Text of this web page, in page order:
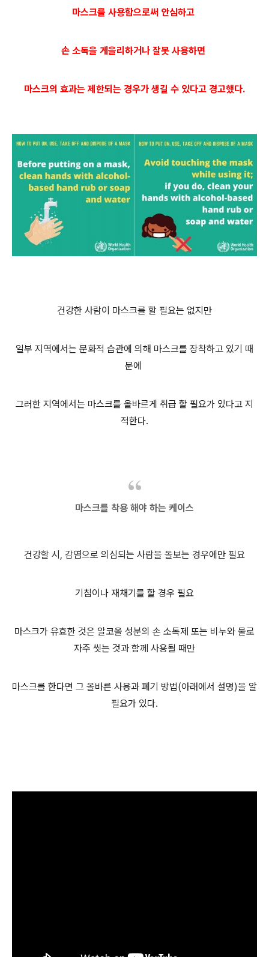
마스크를 사용함으로써 안심하고
손 소독을 게을리하거나 잘못 사용하면
마스크의 효과는 제한되는 경우가 생길 수 있다고 경고했다.
건강한 사람이 마스크를 할 필요는 없지만
일부 지역에서는 문화적 습관에 의해 마스크를 장착하고 있기 때
문에
그러한 지역에서는 마스크를 올바르게 취급 할 필요가 있다고 지
적한다.
마스크를 착용 해야 하는 케이스
건강할 시, 감염으로 의심되는 사람을 돌보는 경우에만 필요
기침이나 재채기를 할 경우 필요
마스크가 유효한 것은 알코올 성분의 손 소독제 또는 비누와 물로
자주 씻는 것과 함께 사용될 때만
마스크를 한다면 그 올바른 사용과 폐기 방법(아래에서 설명)을 알
필요가 있다.